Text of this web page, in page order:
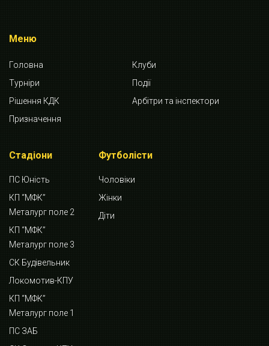
Меню
Головна
Клуби
Турніри
Події
Рішення КДК
Арбітри та інспектори
Призначення
Стадіони
ПС Юність
КП “МФК”
Металург поле 2
КП “МФК”
Металург поле 3
СК Будівельник
Локомотив-КПУ
КП “МФК”
Металург поле 1
ПС ЗАБ
Футболісти
Чоловіки
Жінки
Діти